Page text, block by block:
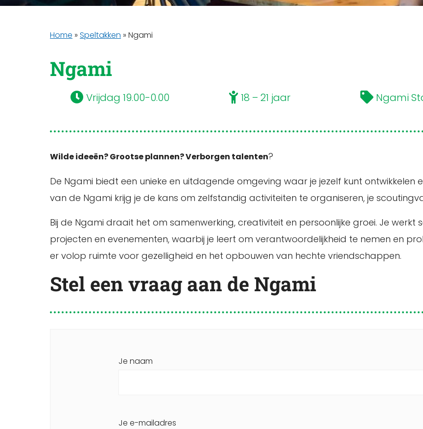
Home » Speltakken » Ngami
Ngami
Vrijdag 19.00-0.00 18 – 21 jaar Ngami
Wilde ideeën? Grootse plannen? Verborgen talenten?
De Ngami biedt een unieke en uitdagende omgeving waar je jezelf kunt ontwikkelen
van de Ngami krijg je de kans om zelfstandig activiteiten te organiseren, je
Bij de Ngami draait het om samenwerking, creativiteit en persoonlijke groei. Je
projecten en evenementen, waarbij je leert om verantwoordelijkheid te nemen en
er volop ruimte voor gezelligheid en het opbouwen van hechte vriendschappen.
Stel een vraag aan de Ngami
Je naam
Je e-mailadres